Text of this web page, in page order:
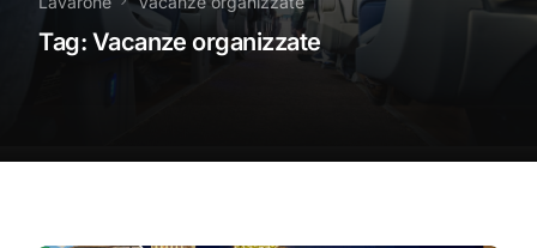
Tag: Vacanze organizzate
Vacanze Viaggi Frosinone
News